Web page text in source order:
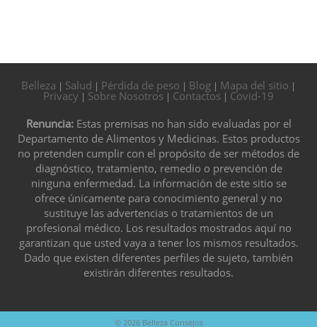
Belleza | Salud | Pérdida de peso | Blog | Mapa del sitio |
Privacy | Sobre Nosotros | Contactos | Covid-19
Renuncia:Estas premisas no han sido evaluadas por el
Departamento de Alimentos y Medicinas. Estos productos
no pretenden cumplir con el propósito de ser métodos de
diagnóstico, tratamiento, remedio o prevención de
ninguna enfermedad. La información de este sitio se
ofrece únicamente para conocimiento general y no
sustituye las advertencias o tratamientos de un
profesional médico. Los resultados mostrados aquí no
garantizan que usted vaya a tener los mismos resultados.
Dado que existen diferentes perfiles de sujeto, también
existirán diferentes resultados.
© 2026 Belleza Consejos